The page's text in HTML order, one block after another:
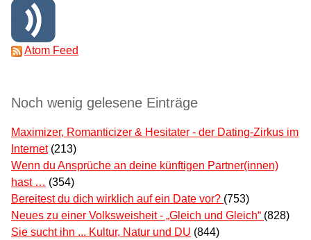
Atom Feed
Noch wenig gelesene Einträge
Maximizer, Romanticizer & Hesitater - der Dating-Zirkus im
Internet (213)
Wenn du Ansprüche an deine künftigen Partner(innen)
hast … (354)
Bereitest du dich wirklich auf ein Date vor? (753)
Neues zu einer Volksweisheit - „Gleich und Gleich“ (828)
Sie sucht ihn ... Kultur, Natur und DU (844)